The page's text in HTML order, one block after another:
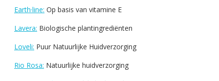
Earth·line: Op basis van vitamine E
Lavera: Biologische plantingrediënten
Loveli: Puur Natuurlijke Huidverzorging
Rio Rosa: Natuurlijke huidverzorging